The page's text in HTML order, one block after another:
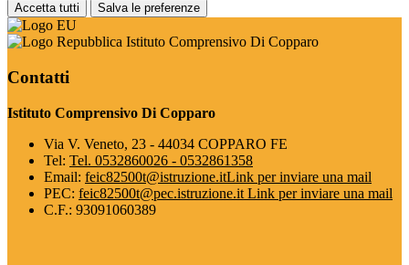
Accetta tutti Salva le preferenze
Istituto Comprensivo Di Copparo
Contatti
Istituto Comprensivo Di Copparo
Via V. Veneto, 23 - 44034 COPPARO FE
Tel: Tel. 0532860026 - 0532861358
Email: feic82500t@istruzione.itLink per inviare una mail
PEC: feic82500t@pec.istruzione.it Link per inviare una mail
C.F.: 93091060389